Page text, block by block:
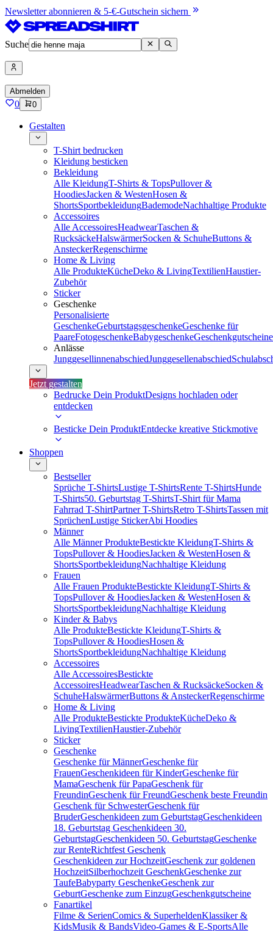
Newsletter abonnieren & 5-€-Gutschein sichern
Suche
Abmelden
0 0
Gestalten
T-Shirt bedrucken
Kleidung besticken
Bekleidung
Alle KleidungT-Shirts & TopsPullover &
HoodiesJacken & WestenHosen &
ShortsSportbekleidungBademodeNachhaltige Produkte
Accessoires
Alle AccessoiresHeadwearTaschen &
RucksäckeHalswärmerSocken & SchuheButtons &
AnsteckerRegenschirme
Home & Living
Alle ProdukteKücheDeko & LivingTextilienHaustier-
Zubehör
Sticker
Geschenke
Personalisierte
GeschenkeGeburtstagsgeschenkeGeschenke für
PaareFotogeschenkeBabygeschenkeGeschenkgutscheine
Anlässe
JunggesellinnenabschiedJunggesellenabschied
Jetzt gestalten
Bedrucke Dein ProduktDesigns hochladen oder
entdecken
Besticke Dein ProduktEntdecke kreative Stickmotive
Shoppen
Bestseller
Sprüche T-ShirtsLustige T-ShirtsRente T-ShirtsHunde
T-Shirts50. Geburtstag T-ShirtsT-Shirt für Mama
Fahrrad T-ShirtPartner T-ShirtsRetro T-ShirtsTassen mit
SprüchenLustige StickerAbi Hoodies
Männer
Alle Männer ProdukteBestickte KleidungT-Shirts &
TopsPullover & HoodiesJacken & WestenHosen &
ShortsSportbekleidungNachhaltige Kleidung
Frauen
Alle Frauen ProdukteBestickte KleidungT-Shirts &
TopsPullover & HoodiesJacken & WestenHosen &
ShortsSportbekleidungNachhaltige Kleidung
Kinder & Babys
Alle ProdukteBestickte KleidungT-Shirts &
TopsPullover & HoodiesHosen &
ShortsSportbekleidungNachhaltige Kleidung
Accessoires
Alle AccessoiresBestickte
AccessoiresHeadwearTaschen & RucksäckeSocken &
SchuheHalswärmerButtons & AnsteckerRegenschirme
Home & Living
Alle ProdukteBestickte ProdukteKücheDeko &
LivingTextilienHaustier-Zubehör
Sticker
Geschenke
Geschenke für MännerGeschenke für
FrauenGeschenkideen für KinderGeschenke für
MamaGeschenk für PapaGeschenk für
FreundinGeschenk für FreundGeschenk beste Freundin
Geschenk für SchwesterGeschenk für
BruderGeschenkideen zum GeburtstagGeschenkideen
18. Geburtstag Geschenkideen 30.
GeburtstagGeschenkideen 50. GeburtstagGeschenke
zur RenteRichtfest Geschenk
Geschenkideen zur HochzeitGeschenk zur goldenen
HochzeitSilberhochzeit GeschenkGeschenke zur
TaufeBabyparty GeschenkeGeschenk zur
GeburtGeschenke zum EinzugGeschenkgutscheine
Fanartikel
Filme & SerienComics & SuperheldenKlassiker &
KidsMusik & BandsVideo-Games & E-SportsAlle